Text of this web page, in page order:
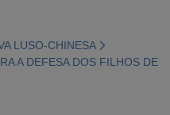
LUSO-CHINESA
A DEFESA DOS FILHOS DE